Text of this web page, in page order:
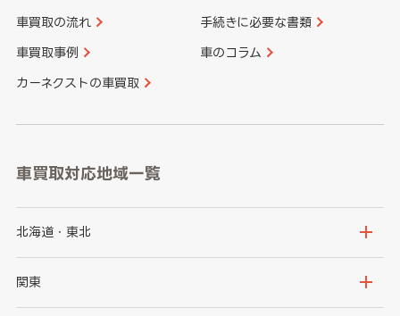
車買取の流れ 手続きに必要な書類
車買取事例 車のコラム
カーネクストの車買取
車買取対応地域一覧
北海道・東北
北海道
関東